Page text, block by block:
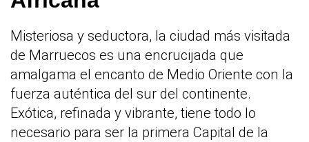
Misteriosa y seductora, la ciudad más visitada
de Marruecos es una encrucijada que
amalgama el encanto de Medio Oriente con la
fuerza auténtica del sur del continente.
Exótica, refinada y vibrante, tiene todo lo
necesario para ser la primera Capital de la